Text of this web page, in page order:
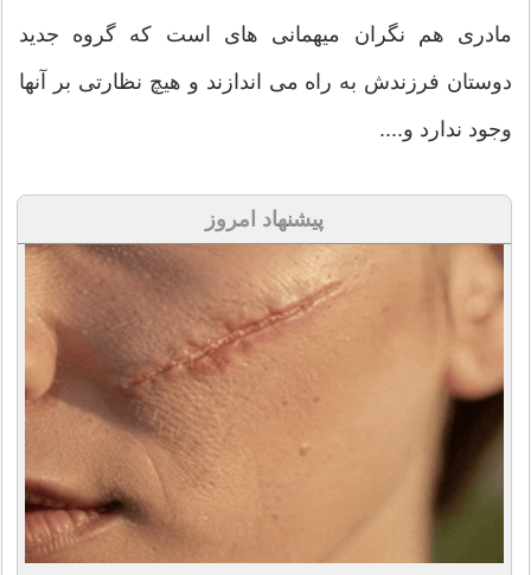
مادری هم نگران میهمانی های است که گروه جدید
دوستان فرزندش به راه می اندازند و هیچ نظارتی بر آنها
وجود ندارد و....
پیشنهاد امروز